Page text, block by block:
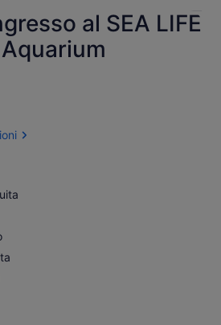
al SEA LIFE